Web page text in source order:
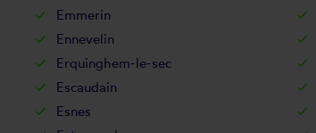
Emmerin
Ennevelin
Erquinghem-le-sec
Escaudain
Esnes